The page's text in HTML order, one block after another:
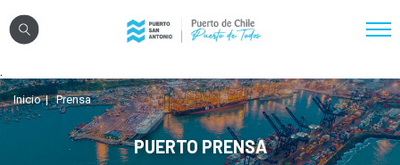
Nosotros
Sistema Portuario
Sostenibilidad
.
Inicio Prensa
PUERTO PRENSA